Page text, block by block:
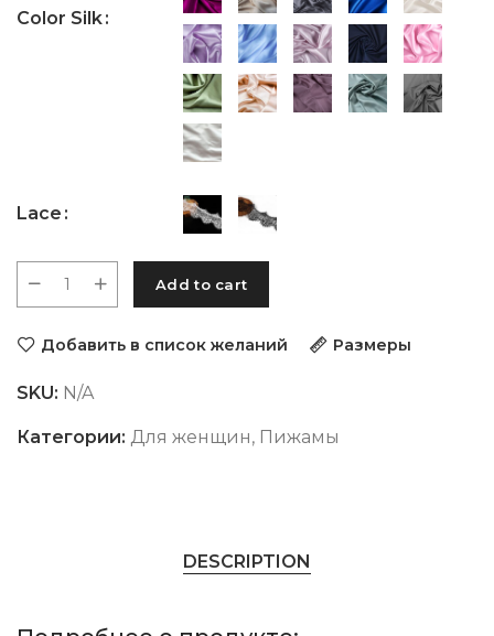
Color Silk
Lace
Add to cart
Добавить в список желаний Размеры
SKU: N/A
Категории: Для женщин, Пижамы
DESCRIPTION